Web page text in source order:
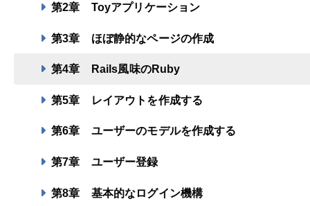
第2章 Toyアプリケーション
第3章 ほぼ静的なページの作成
第4章 Rails風味のRuby
第5章 レイアウトを作成する
第6章 ユーザーのモデルを作成する
第7章 ユーザー登録
第8章 基本的なログイン機構